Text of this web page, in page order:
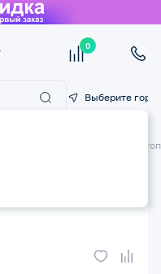
0
Выберите город
Ортопедические изделия для